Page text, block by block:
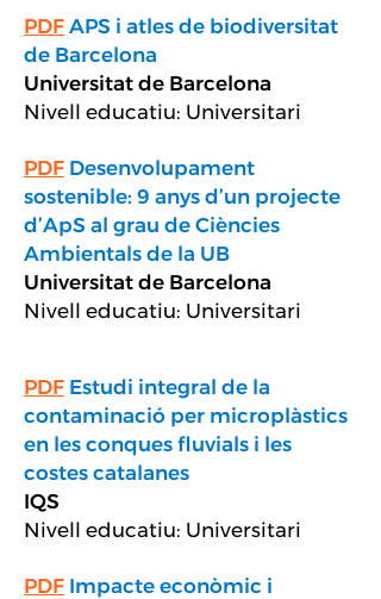
PDF APS i atles de biodiversitat
de Barcelona
Universitat de Barcelona
Nivell educatiu: Universitari
PDF Desenvolupament
sostenible: 9 anys d’un projecte
d’ApS al grau de Ciències
Ambientals de la UB
Universitat de Barcelona
Nivell educatiu: Universitari
PDF Estudi integral de la
contaminació per microplàstics
en les conques fluvials i les
costes catalanes
IQS
Nivell educatiu: Universitari
PDF Impacte econòmic i